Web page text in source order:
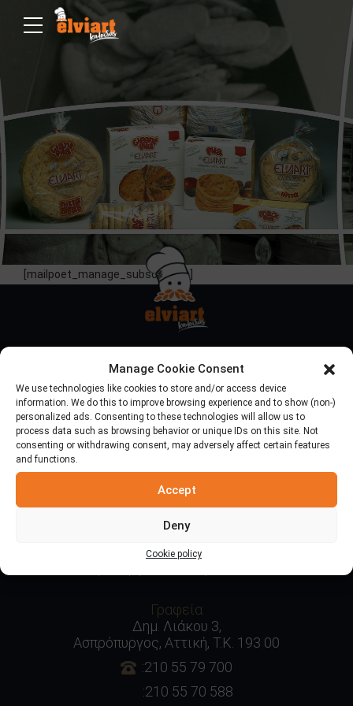
Manage Cookie Consent
We use technologies like cookies to store and/or access device
information. We do this to improve browsing experience and to show (non-)
personalized ads. Consenting to these technologies will allow us to
process data such as browsing behavior or unique IDs on this site. Not
consenting or withdrawing consent, may adversely affect certain features
and functions.
Accept
Deny
Cookie policy
[mailpoet_manage_subscription]
Ποιοι είμαστε
Με έδρα τον Ασπρόπυργο Αττικής, προμηθεύουμε με
ελληνικές πίτεςόλη την Ελλάδα και δεκάδες χώρες του
εξωτερικού!
Επικοινωνία
Εργοστάσιο
Θέση Λάκκο Γκολέμη
Γραφεία
Δημ. Λιάκου 3,
Ασπρόπυργος, Αττική, Τ.Κ. 193 00
:210 55 79 700
:210 55 70 588